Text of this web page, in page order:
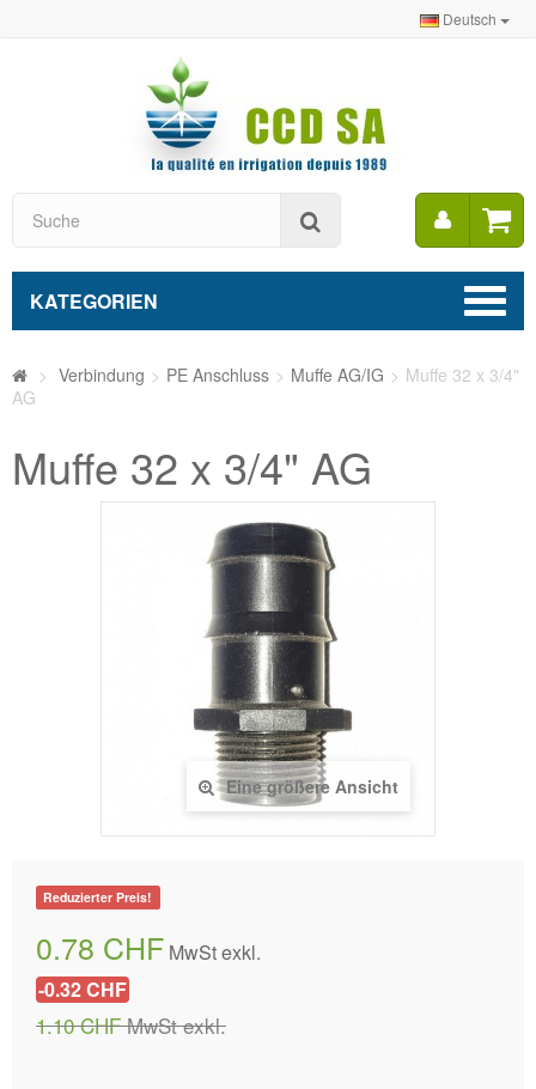
Deutsch
Mein
Konto
KATEGORIEN
> Verbindung > PE Anschluss > Muffe AG/IG > Muffe 32 x 3/4"
AG
Muffe 32 x 3/4" AG
Eine größere Ansicht
Reduzierter Preis!
0.78 CHF MwSt exkl.
-0.32 CHF
1.10 CHFMwSt exkl.